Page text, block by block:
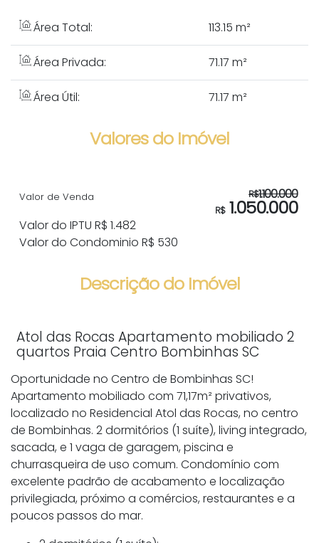
Área Total: 113.15 m²
Área Privada: 71.17 m²
Área Útil: 71.17 m²
Valores do Imóvel
R$1.100.000
R$1.050.000
Valor de Venda
Valor do IPTU R$ 1.482
Valor do Condominio R$ 530
Descrição do Imóvel
Atol das Rocas Apartamento mobiliado 2
quartos Praia Centro Bombinhas SC
Oportunidade no Centro de Bombinhas SC!
Apartamento mobiliado com 71,17m² privativos,
localizado no Residencial Atol das Rocas, no centro
de Bombinhas. 2 dormitórios (1 suíte), living integrado,
sacada, e 1 vaga de garagem, piscina e
churrasqueira de uso comum. Condomínio com
excelente padrão de acabamento e localização
privilegiada, próximo a comércios, restaurantes e a
poucos passos do mar.